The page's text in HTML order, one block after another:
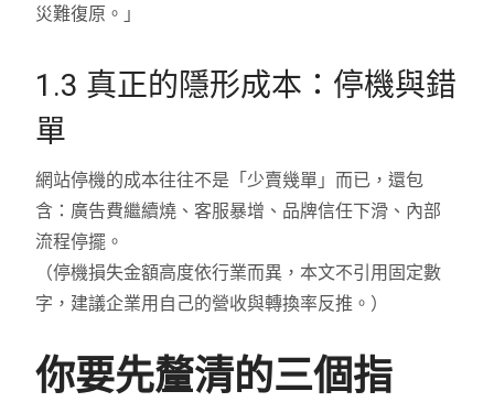
災難復原。」
1.3 真正的隱形成本：停機與錯
單
網站停機的成本往往不是「少賣幾單」而已，還包
含：廣告費繼續燒、客服暴增、品牌信任下滑、內部
流程停擺。
（停機損失金額高度依行業而異，本文不引用固定數
字，建議企業用自己的營收與轉換率反推。）
你要先釐清的三個指